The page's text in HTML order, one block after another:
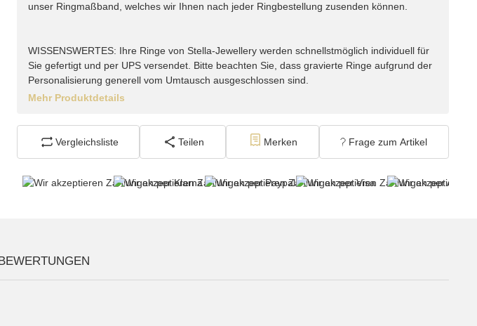
unser Ringmaßband, welches wir Ihnen nach jeder Ringbestellung zusenden können.
WISSENSWERTES: Ihre Ringe von Stella-Jewellery werden schnellstmöglich individuell für
Sie gefertigt und per UPS versendet. Bitte beachten Sie, dass gravierte Ringe aufgrund der
Personalisierung generell vom Umtausch ausgeschlossen sind.
Mehr Produktdetails
Vergleichsliste Teilen Merken Frage zum Artikel